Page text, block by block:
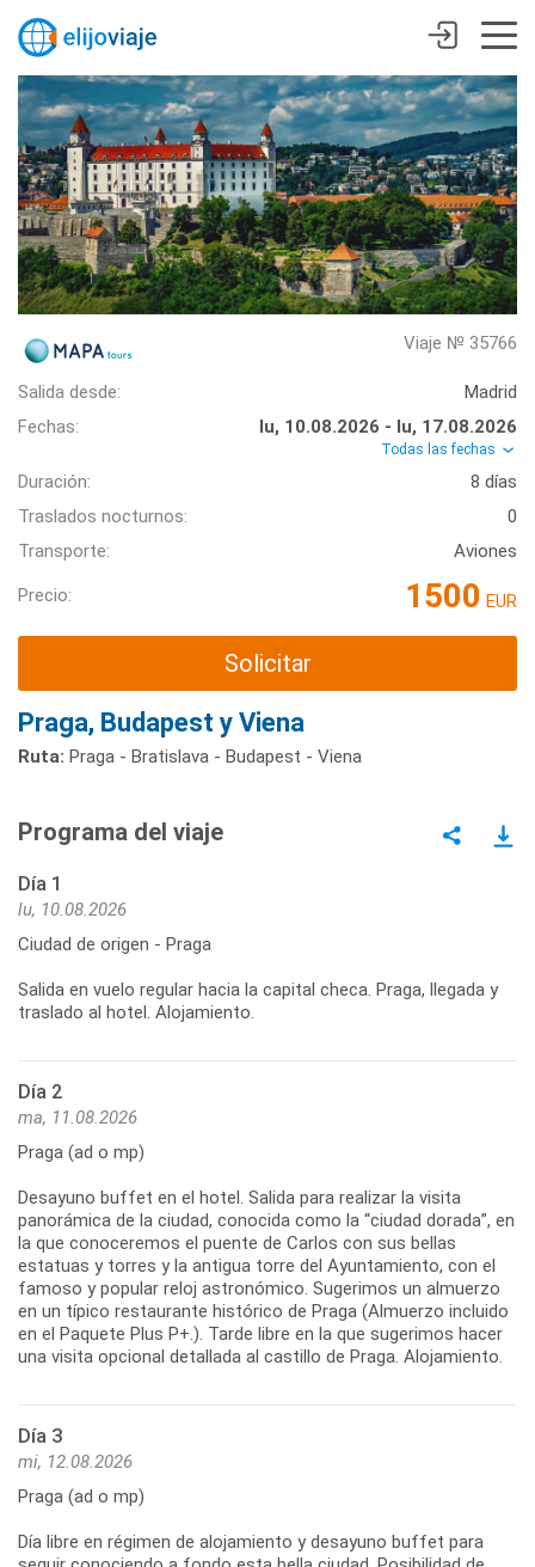
Viaje № 35766
Salida desde:
Madrid
Fechas:
lu, 10.08.2026 - lu, 17.08.2026
Todas las fechas
Duración:
8 días
Traslados nocturnos:
0
Transporte:
Aviones
Precio: 1500 EUR
Solicitar
Praga, Budapest y Viena
Ruta: Praga - Bratislava - Budapest - Viena
Programa del viaje
Día 1
lu, 10.08.2026
Ciudad de origen - Praga
Salida en vuelo regular hacia la capital checa. Praga, llegada y
traslado al hotel. Alojamiento.
Día 2
ma, 11.08.2026
Praga (ad o mp)
Desayuno buffet en el hotel. Salida para realizar la visita
panorámica de la ciudad, conocida como la “ciudad dorada”, en
la que conoceremos el puente de Carlos con sus bellas
estatuas y torres y la antigua torre del Ayuntamiento, con el
famoso y popular reloj astronómico. Sugerimos un almuerzo
en un típico restaurante histórico de Praga (Almuerzo incluido
en el Paquete Plus P+.). Tarde libre en la que sugerimos hacer
una visita opcional detallada al castillo de Praga. Alojamiento.
Día 3
mi, 12.08.2026
Praga (ad o mp)
Día libre en régimen de alojamiento y desayuno buffet para